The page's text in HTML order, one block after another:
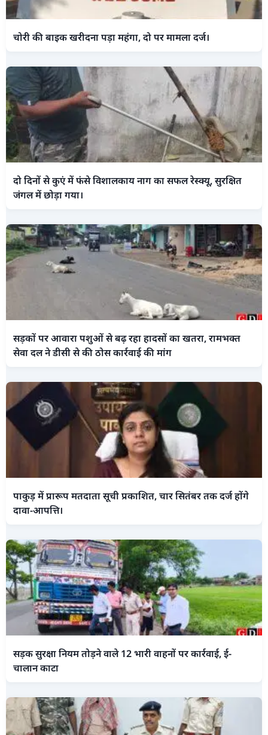
चोरी की बाइक खरीदना पड़ा महंगा, दो पर मामला दर्ज।
दो दिनों से कुएं में फंसे विशालकाय नाग का सफल रेस्क्यू, सुरक्षित
जंगल में छोड़ा गया।
सड़कों पर आवारा पशुओं से बढ़ रहा हादसों का खतरा, रामभक्त
सेवा दल ने डीसी से की ठोस कार्रवाई की मांग
पाकुड़ में प्रारूप मतदाता सूची प्रकाशित, चार सितंबर तक दर्ज होंगे
दावा-आपत्ति।
सड़क सुरक्षा नियम तोड़ने वाले 12 भारी वाहनों पर कार्रवाई, ई-
चालान काटा